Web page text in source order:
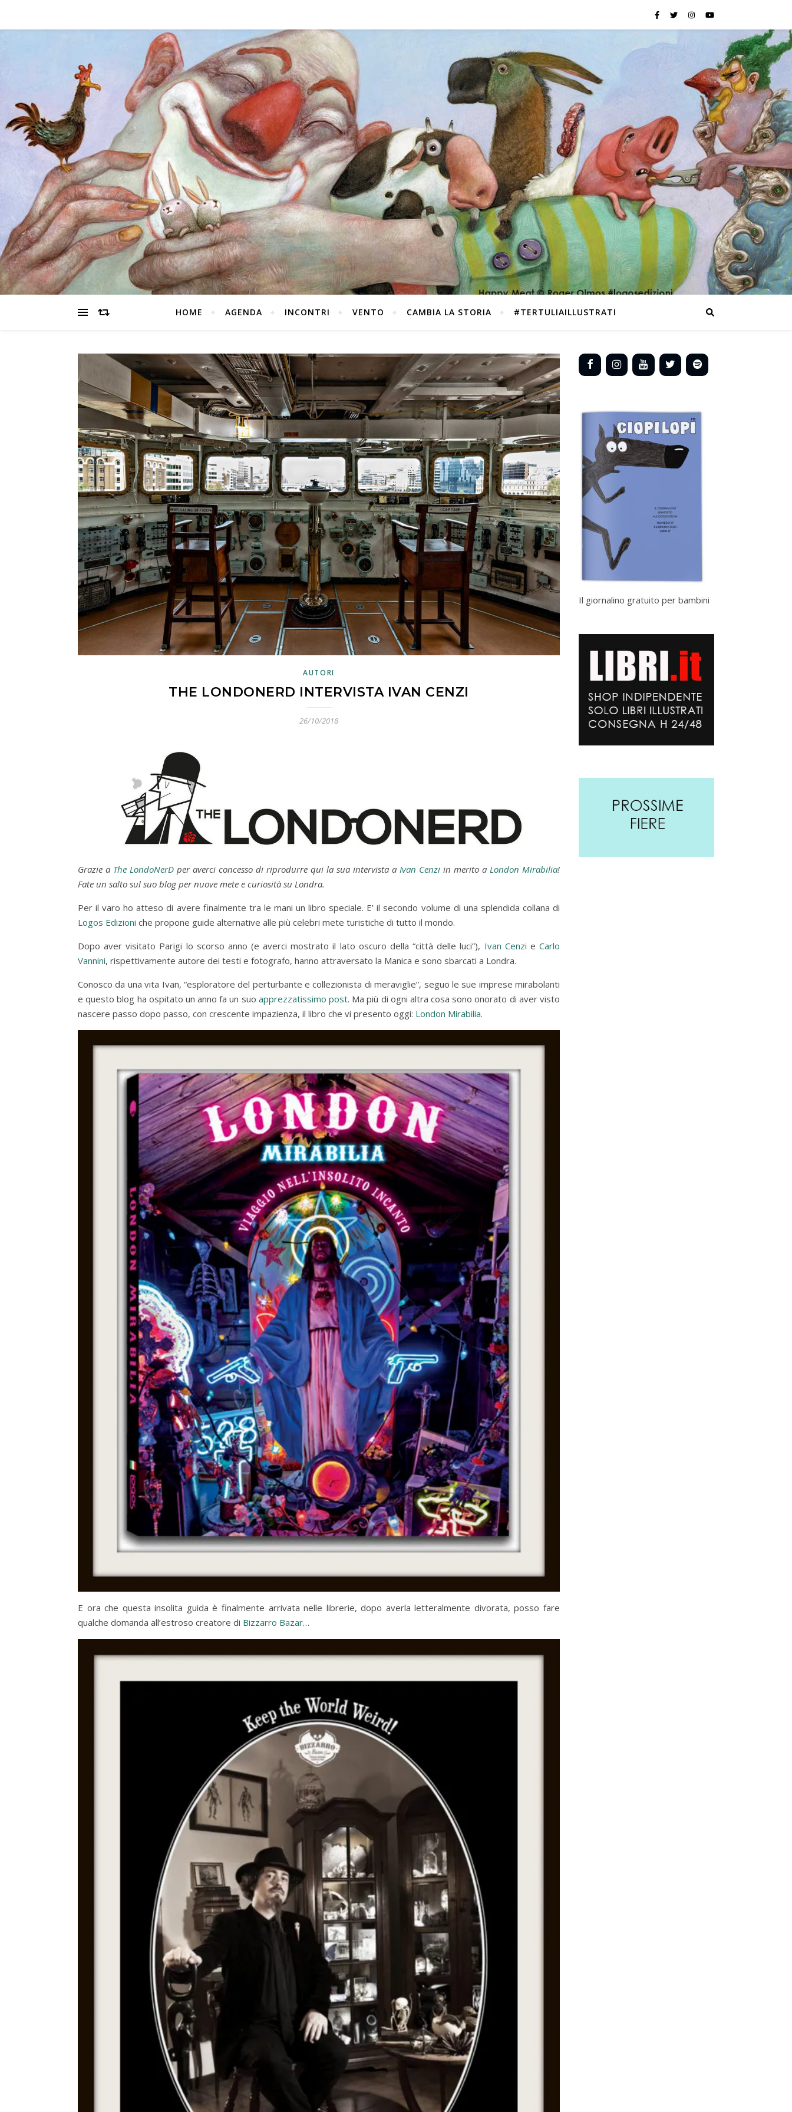
HOME AGENDA INCONTRI VENTO CAMBIA LA STORIA #TERTULIAILLUSTRATI
AUTORI
THE LONDONERD INTERVISTA IVAN CENZI
26/10/2018
Grazie a The LondoNerD per averci concesso di riprodurre qui la sua intervista a Ivan Cenzi in merito a London Mirabilia!
Fate un salto sul suo blog per nuove mete e curiosità su Londra.
Per il varo ho atteso di avere finalmente tra le mani un libro speciale. E’ il secondo volume di una splendida collana di
Logos Edizioni che propone guide alternative alle più celebri mete turistiche di tutto il mondo.
Dopo aver visitato Parigi lo scorso anno (e averci mostrato il lato oscuro della “città delle luci”), Ivan Cenzi eCarlo
Vannini, rispettivamente autore dei testi e fotografo, hanno attraversato la Manica e sono sbarcati a Londra.
Conosco da una vita Ivan, “esploratore del perturbante e collezionista di meraviglie”, seguo le sue imprese mirabolanti
e questo blog ha ospitato un anno fa un suo apprezzatissimo post. Ma più di ogni altra cosa sono onorato di aver visto
nascere passo dopo passo, con crescente impazienza, il libro che vi presento oggi: London Mirabilia.
E ora che questa insolita guida è finalmente arrivata nelle librerie, dopo averla letteralmente divorata, posso fare
qualche domanda all’estroso creatore di Bizzarro Bazar…
Il giornalino gratuito per bambini